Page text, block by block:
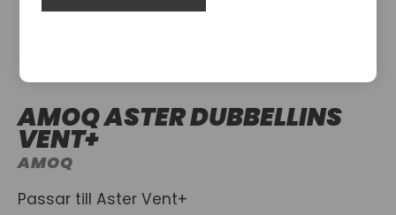
AMOQ ASTER DUBBELLINS
VENT+
AMOQ
Passar till Aster Vent+